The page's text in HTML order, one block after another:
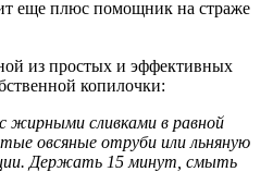
еще плюс помощник на страже
из простых и эффективных
копилочки:
жирными сливками в равной
овсяные отруби или льняную
Держать 15 минут, смыть